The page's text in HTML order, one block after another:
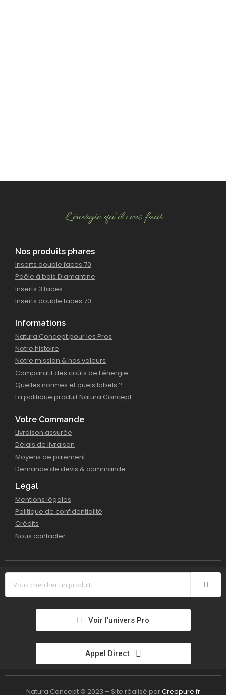
Projet Suivant 2
L’énergie qu’il vous faut
Nos produits phares
Inserts double faces 70
Poêle à bois Diamantine
Inserts 3 faces
Inserts double faces 70
Informations
Natura Concept pour les Pros
Notre histoire
Notre mission & nos valeurs
Comparatif des coûts de l'énergie
Quelles normes et quels labels ?
La politique produit Natura Concept
Votre Commande
Livraison assurée
Délais de livraison
Moyens de paiement
Demande de devis & commande
Légal
Mentions légales
Politique de confidentialité
Crédits
Nous contacter
Voir l'univers Pro
Appel Direct
Natura Concept © 2023 – Site réalisé parCreapure.fr